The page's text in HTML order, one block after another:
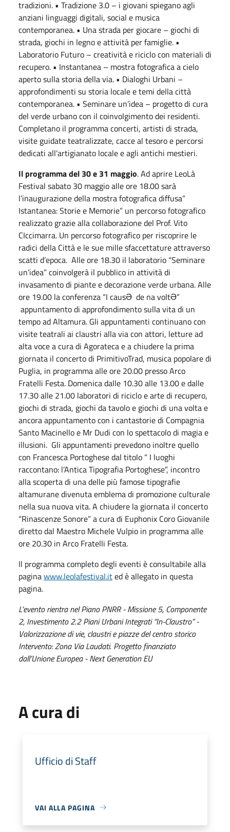
tradizioni. • Tradizione 3.0 – i giovani spiegano agli
anziani linguaggi digitali, social e musica
contemporanea. • Una strada per giocare – giochi di
strada, giochi in legno e attività per famiglie. •
Laboratorio Futuro – creatività e riciclo con materiali di
recupero. • Instantanea – mostra fotografica a cielo
aperto sulla storia della via. • Dialoghi Urbani –
approfondimenti su storia locale e temi della città
contemporanea. • Seminare un’idea – progetto di cura
del verde urbano con il coinvolgimento dei residenti.
Completano il programma concerti, artisti di strada,
visite guidate teatralizzate, cacce al tesoro e percorsi
dedicati all’artigianato locale e agli antichi mestieri.
Il programma del 30 e 31 maggio. Ad aprire LeoLà
Festival sabato 30 maggio alle ore 18.00 sarà
l’inaugurazione della mostra fotografica diffusa”
Istantanea: Storie e Memorie” un percorso fotografico
realizzato grazie alla collaborazione del Prof. Vito
CIccimarra. Un percorso fotografico per riscoprire le
radici della Città e le sue mille sfaccettature attraverso
scatti d’epoca. Alle ore 18.30 il laboratorio “Seminare
un’idea” coinvolgerà il pubblico in attività di
invasamento di piante e decorazione verde urbana. Alle
ore 19.00 la conferenza “I causƏ de na voltƏ”
appuntamento di approfondimento sulla vita di un
tempo ad Altamura. Gli appuntamenti continuano con
visite teatrali ai claustri alla via con attori, letture ad
alta voce a cura di Agorateca e a chiudere la prima
giornata il concerto di PrimitivoTrad, musica popolare di
Puglia, in programma alle ore 20.00 presso Arco
Fratelli Festa. Domenica dalle 10.30 alle 13.00 e dalle
17.30 alle 21.00 laboratori di riciclo e arte di recupero,
giochi di strada, giochi da tavolo e giochi di una volta e
ancora appuntamento con i cantastorie di Compagnia
Santo Macinello e Mr Dudi con lo spettacolo di magia e
illusioni. Gli appuntamenti prevedono inoltre quello
con Francesca Portoghese dal titolo “ I luoghi
raccontano: l’Antica Tipografia Portoghese”, incontro
alla scoperta di una delle più famose tipografie
altamurane divenuta emblema di promozione culturale
nella sua nuova vita. A chiudere la giornata il concerto
“Rinascenze Sonore” a cura di Euphonix Coro Giovanile
diretto dal Maestro Michele Vulpio in programma alle
ore 20.30 in Arco Fratelli Festa.
Il programma completo degli eventi è consultabile alla
paginawww.leolafestival.ited è allegato in questa
pagina.
L’evento rientra nel Piano PNRR - Missione 5, Componente
2, Investimento 2.2 Piani Urbani Integrati “In-Claustro” -
Valorizzazione di vie, claustri e piazze del centro storico
Intervento: Zona Via Laudati. Progetto finanziato
dall’Unione Europea - Next Generation EU
A cura di
Ufficio di Staff
VAI ALLA PAGINA